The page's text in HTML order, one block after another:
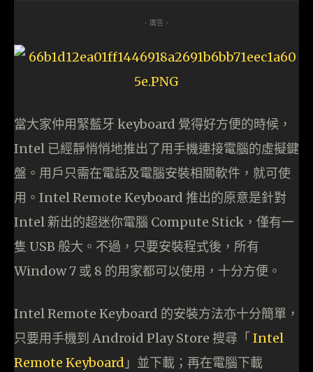
- 廣告 -
當大家仲用緊藍牙 keyboard 覺得好方便的時候，
Intel 已經靜悄悄地推出了用手機連接電腦的虛擬鍵
盤。用戶只需在電話及電腦安裝相關軟件，就可使
用。Intel Remote Keyboard 推出的原意是針對
Intel 新出的超迷你電腦 Compute Stick，僅有一
隻 USB 般大。不過，只要安裝程式後，所有
Window 7 或 8 的用家都可以使用，十分方便。
Intel Remote Keyboard 的安裝方法亦十分簡單，
只要用手機到 Android Play Store 搜尋「 Intel
Remote Keyboard 」並下載；再在電腦下載